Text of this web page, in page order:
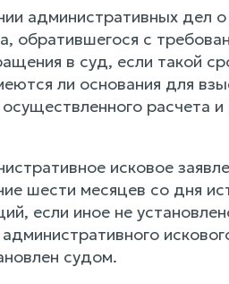
административных дел о
обратившегося с
в суд, если такой
ли основания для
расчета
исковое
шести месяцев со дня
если иное не
судом.